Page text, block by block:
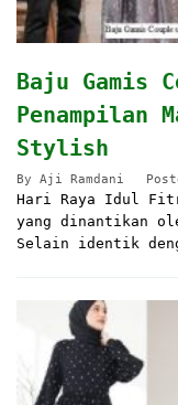
Baju Gamis
Penampilan
Stylish
By Aji Ramdani
Hari Raya Idul
yang dinantikan
Selain identik